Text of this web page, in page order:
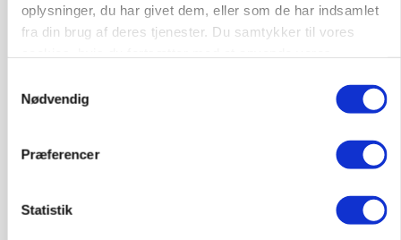
oplysninger, du har givet dem, eller som de har indsamlet
fra din brug af deres tjenester. Du samtykker til vores
Nødvendig
Præferencer
Statistik
Rådgiver om DB-Tjek: Små justeringer kan give